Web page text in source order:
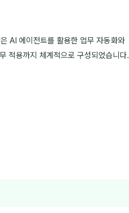
AI 에이전트를 활용한 업무 자동화와
적용까지 체계적으로 구성되었습니다.